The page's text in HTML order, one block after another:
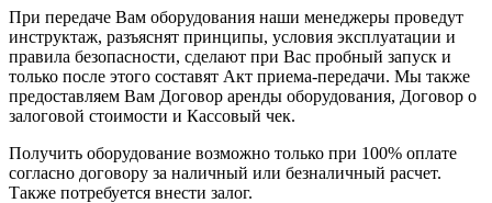
При передаче Вам оборудования наши менеджеры проведут
инструктаж, разъяснят принципы, условия эксплуатации и
правила безопасности, сделают при Вас пробный запуск и
только после этого составят Акт приема-передачи. Мы также
предоставляем Вам Договор аренды оборудования, Договор о
залоговой стоимости и Кассовый чек.
Получить оборудование возможно только при 100% оплате
согласно договору за наличный или безналичный расчет.
Также потребуется внести залог.